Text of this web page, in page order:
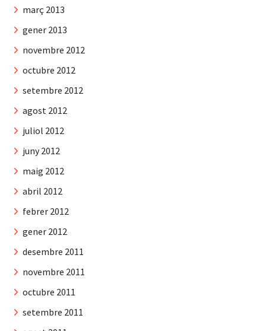
març 2013
gener 2013
novembre 2012
octubre 2012
setembre 2012
agost 2012
juliol 2012
juny 2012
maig 2012
abril 2012
febrer 2012
gener 2012
desembre 2011
novembre 2011
octubre 2011
setembre 2011